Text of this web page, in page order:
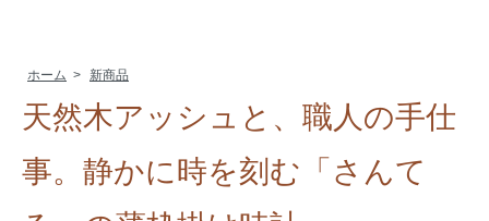
ホーム > 新商品
天然木アッシュと、職人の手仕
事。静かに時を刻む「さんて